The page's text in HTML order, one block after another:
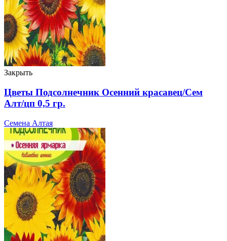
Закрыть
Цветы Подсолнечник Осенний красавец/Сем
Алт/цп 0,5 гр.
Семена Алтая